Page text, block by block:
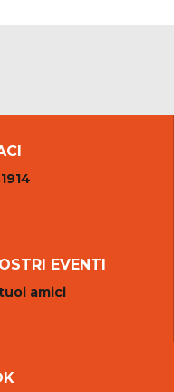
EVENTI
amici